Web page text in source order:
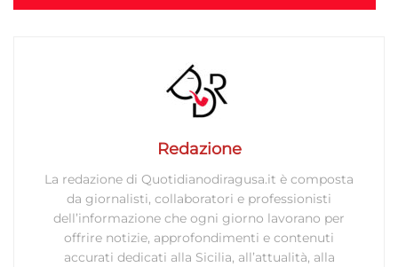
Redazione
La redazione di Quotidianodiragusa.it è composta
da giornalisti, collaboratori e professionisti
dell’informazione che ogni giorno lavorano per
offrire notizie, approfondimenti e contenuti
accurati dedicati alla Sicilia, all’attualità, alla